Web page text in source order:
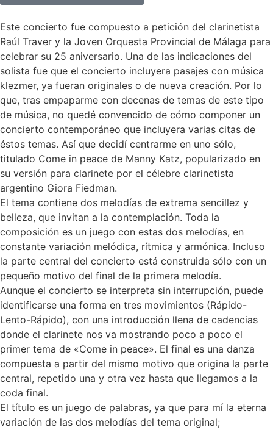
Este concierto fue compuesto a petición del clarinetista
Raúl Traver y la Joven Orquesta Provincial de Málaga para
celebrar su 25 aniversario. Una de las indicaciones del
solista fue que el concierto incluyera pasajes con música
klezmer, ya fueran originales o de nueva creación. Por lo
que, tras empaparme con decenas de temas de este tipo
de música, no quedé convencido de cómo componer un
concierto contemporáneo que incluyera varias citas de
éstos temas. Así que decidí centrarme en uno sólo,
titulado Come in peace de Manny Katz, popularizado en
su versión para clarinete por el célebre clarinetista
argentino Giora Fiedman.
El tema contiene dos melodías de extrema sencillez y
belleza, que invitan a la contemplación. Toda la
composición es un juego con estas dos melodías, en
constante variación melódica, rítmica y armónica. Incluso
la parte central del concierto está construida sólo con un
pequeño motivo del final de la primera melodía.
Aunque el concierto se interpreta sin interrupción, puede
identificarse una forma en tres movimientos (Rápido-
Lento-Rápido), con una introducción llena de cadencias
donde el clarinete nos va mostrando poco a poco el
primer tema de «Come in peace». El final es una danza
compuesta a partir del mismo motivo que origina la parte
central, repetido una y otra vez hasta que llegamos a la
coda final.
El título es un juego de palabras, ya que para mí la eterna
variación de las dos melodías del tema original;